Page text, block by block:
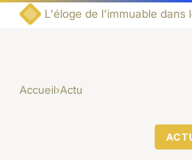
L'éloge de l'immuable dans
Accueil›Actu